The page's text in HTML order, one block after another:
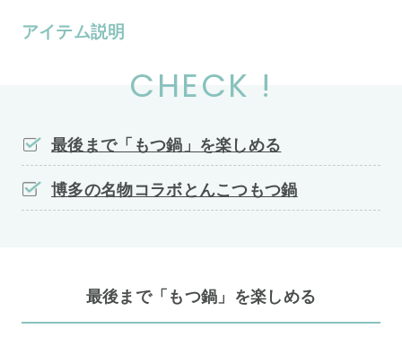
アイテム説明
CHECK !
最後まで「もつ鍋」を楽しめる
博多の名物コラボとんこつもつ鍋
最後まで「もつ鍋」を楽しめる